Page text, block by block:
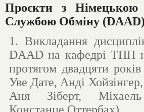
Проєкти з Німецькою
Службою Обміну
1. Викладання
DAAD на кафедрі ТПП
протягом двадцяти
Уве Дате, Анді
Аня Зіберт, Міхаель